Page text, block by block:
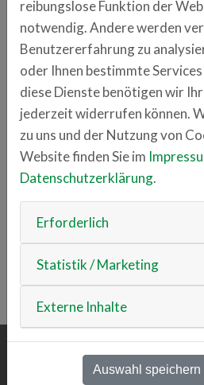
cynefy.com
Anschrift
Franz-Mayer-Straße 1
93053 Regensburg
Ansprechpartner
Stefan Lohner
+49 941 4629 7540
stefan.lohner
cynefy.de
ZURÜCK ZUR ÜBERSICHT
reibungslose Funktion der
notwendig. Andere werden
Benutzererfahrung zu
oder Ihnen bestimmte
diese Dienste benötigen wir
jederzeit widerrufen können.
zu uns und der Nutzung von
Website finden Sie im
Datenschutzerklärung.
Erforderlich
Statistik / Marketing
Externe Inhalte
Auswahl speichern